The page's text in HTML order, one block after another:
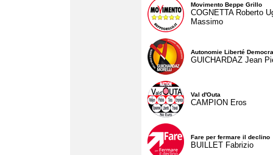
Movimento Beppe Grillo
COGNETTA Roberto
Massimo
Autonomie Liberté
GUICHARDAZ Jean
Val d'Outa
CAMPION Eros
Fare per fermare il declino
BUILLET Fabrizio